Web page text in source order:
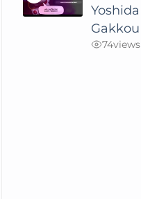
Yoshida
Gakkou
74views